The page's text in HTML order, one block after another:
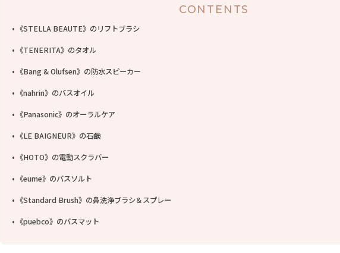
CONTENTS
《STELLA BEAUTE》のリフトブラシ
《TENERITA》のタオル
《Bang & Olufsen》の防水スピーカー
《nahrin》のバスオイル
《Panasonic》のオーラルケア
《LE BAIGNEUR》の石鹸
《HOTO》の電動スクラバー
《eume》のバスソルト
《Standard Brush》の鼻洗浄ブラシ＆スプレー
《puebco》のバスマット